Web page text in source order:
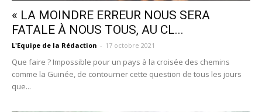
« LA MOINDRE ERREUR NOUS SERA
FATALE À NOUS TOUS, AU CL...
L'Equipe de la Rédaction - 17 octobre 2021
Que faire ? Impossible pour un pays à la croisée des chemins
comme la Guinée, de contourner cette question de tous les jours
que...